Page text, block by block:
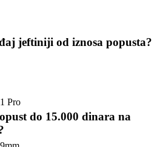
Pro
jeftiniji od iznosa popusta?
do 15.000 dinara na